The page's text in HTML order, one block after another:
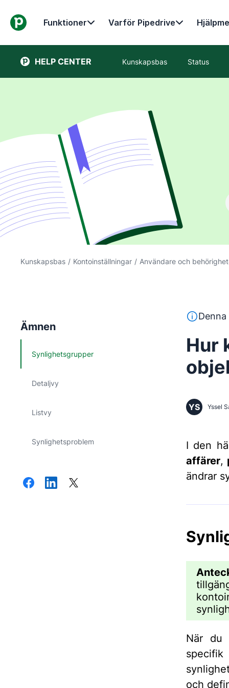
Funktioner Varför Pipedrive
HELP CENTER Kunskapsbas Status
Kunskapsbas / Kontoinställningar / Användare och
Ämnen
Synlighetsgrupper
Detaljvy
Listvy
Synlighetsproblem
Denna
Hur
YS Yssel
I den
affärer,
ändrar
När du
och